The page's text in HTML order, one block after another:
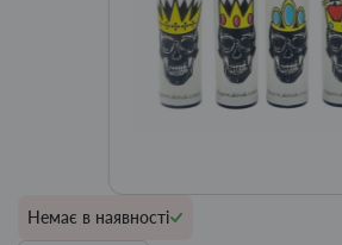
Немає в наявності